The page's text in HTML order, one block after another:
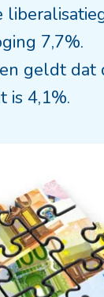
7,7%.
geldt
is 4,1%.